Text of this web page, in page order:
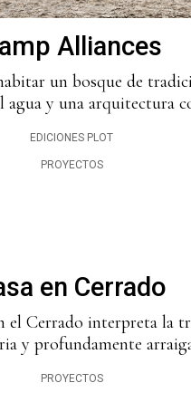
Alliances
un bosque de
y una arquitectura
EDICIONES PLOT
PROYECTOS
en Cerrado
el Cerrado interpreta la
y profundamente
PROYECTOS